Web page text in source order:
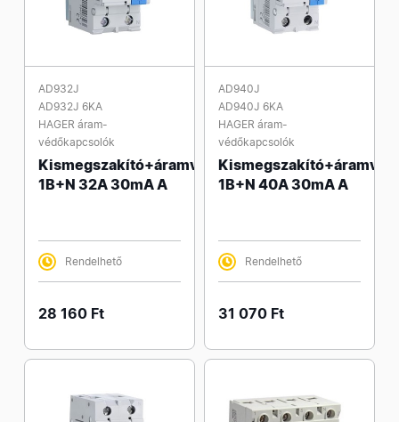
AD932J
AD932J 6KA
HAGER áram-
védőkapcsolók
Kismegszakító+áramvédő
1B+N 32A 30mA A
Rendelhető
28 160 Ft
AD940J
AD940J 6KA
HAGER áram-
védőkapcsolók
1B+N 40A 30mA A
Rendelhető
31 070 Ft